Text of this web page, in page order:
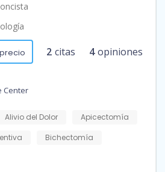
2 citas 4 opiniones
Center
Alivio del Dolor
Apicectomía
Bichectomía